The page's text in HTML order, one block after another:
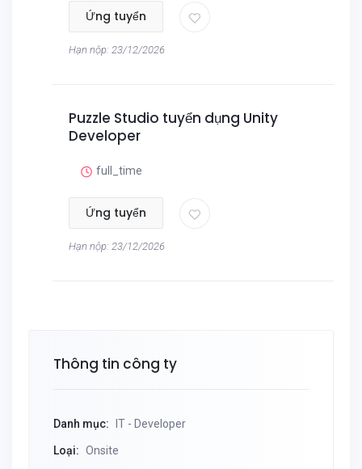
Ứng tuyển
Hạn nộp: 23/12/2026
Puzzle Studio tuyển dụng Unity
Developer
full_time
Ứng tuyển
Hạn nộp: 23/12/2026
Thông tin công ty
Danh mục: IT - Developer
Loại: Onsite